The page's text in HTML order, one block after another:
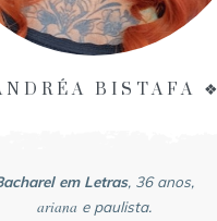
BISTAFA ❖
em Letras, 36 anos,
arianae paulista.